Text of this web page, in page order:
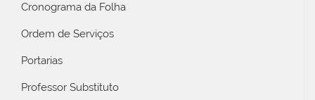
Cronograma da Folha
Ordem de Serviços
Portarias
Professor Substituto